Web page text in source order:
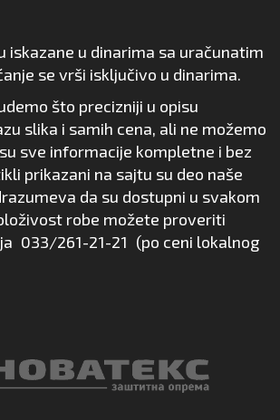
iskazane u dinarima sa uračunatim
se vrši isključivo u dinarima.
što precizniji u opisu
slika i samih cena, ali ne možemo
sve informacije kompletne i bez
prikazani na sajtu su deo naše
da su dostupni u svakom
robe možete proveriti
033/261-21-21 (po ceni lokalnog